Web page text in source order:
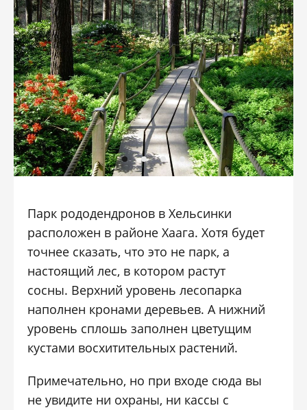
Парк рододендронов в Хельсинки
расположен в районе Хаага. Хотя будет
точнее сказать, что это не парк, а
настоящий лес, в котором растут
сосны. Верхний уровень лесопарка
наполнен кронами деревьев. А нижний
уровень сплошь заполнен цветущим
кустами восхитительных растений.
Примечательно, но при входе сюда вы
не увидите ни охраны, ни кассы с